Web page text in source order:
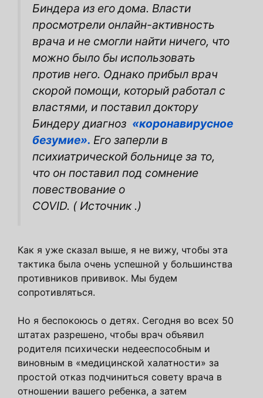
Биндера из его дома. Власти
просмотрели онлайн-активность
врача и не смогли найти ничего, что
можно было бы использовать
против него. Однако прибыл врач
скорой помощи, который работал с
властями, и поставил доктору
Биндеру диагноз «коронавирусное
безумие». Его заперли в
психиатрической больнице за то,
что он поставил под сомнение
повествование о
COVID. ( Источник .)
Как я уже сказал выше, я не вижу, чтобы эта
тактика была очень успешной у большинства
противников прививок. Мы будем
сопротивляться.
Но я беспокоюсь о детях. Сегодня во всех 50
штатах разрешено, чтобы врач объявил
родителя психически недееспособным и
виновным в «медицинской халатности» за
простой отказ подчиниться совету врача в
отношении вашего ребенка, а затем